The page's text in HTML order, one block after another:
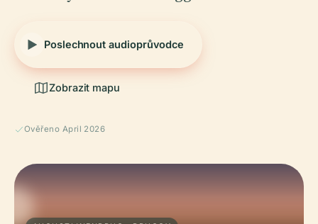
Poslechnout audioprůvodce
Zobrazit mapu
Ověřeno April 2026